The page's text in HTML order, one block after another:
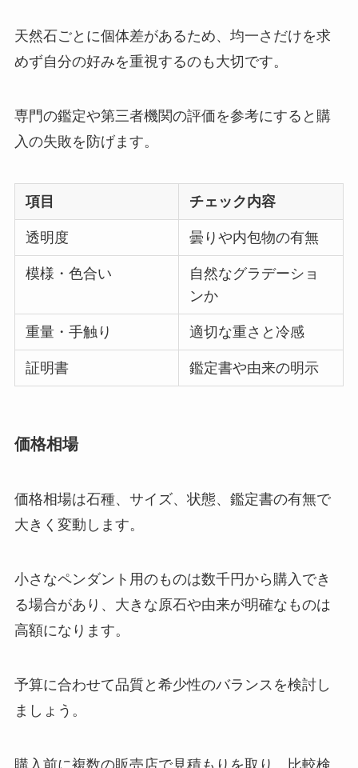
天然石ごとに個体差があるため、均一さだけを求
めず自分の好みを重視するのも大切です。
専門の鑑定や第三者機関の評価を参考にすると購
入の失敗を防げます。
項目 チェック内容
透明度 曇りや内包物の有無
模様・色合い
自然なグラデーショ
ンか
重量・手触り 適切な重さと冷感
証明書 鑑定書や由来の明示
価格相場
価格相場は石種、サイズ、状態、鑑定書の有無で
大きく変動します。
小さなペンダント用のものは数千円から購入でき
る場合があり、大きな原石や由来が明確なものは
高額になります。
予算に合わせて品質と希少性のバランスを検討し
ましょう。
購入前に複数の販売店で見積もりを取り、比較検